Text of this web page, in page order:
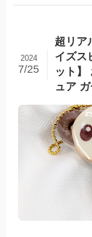
超リア
イズス
ット】
ュア
2024
7/25